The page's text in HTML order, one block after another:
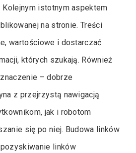
istotnym aspektem
na stronie. Treści
wartościowe i dostarczać
których szukają. Również
– dobrze
z przejrzystą nawigacją
jak i robotom
się po niej. Budowa linków
linków